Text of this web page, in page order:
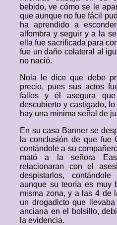
bebido, ve cómo se le
que aunque no fue fácil
ha aprendido a
alfombra y seguir y a la
ella fue sacrificada para
fue un daño colateral al
no nació.
Nola le dice que debe
precio, pues sus actos
fallos y él asegura
descubierto y castigado,
hay una mínima señal de
En su casa Banner se
la conclusión de que fue
contándole a su
mató a la señora
relacionaran con el
despistarlos,
aunque su teoría es muy
misma zona, y a las 4 de
un drogadicto que
anciana en el bolsillo,
la evidencia.